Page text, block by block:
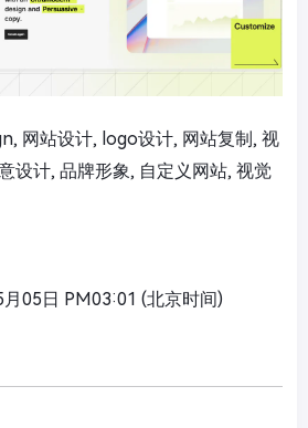
网站设计, logo设计, 网站复制, 视
设计, 品牌形象, 自定义网站, 视觉
月05日 PM03:01 (北京时间)